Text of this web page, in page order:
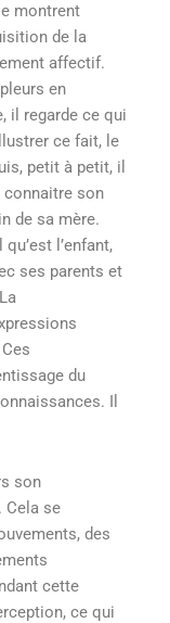
montrent
de la
affectif.
en
il regarde ce qui
ce fait, le
petit à petit, il
connaitre son
de sa mère.
l’enfant,
ses parents et
du
Il
son
Cela se
des
cette
ce qui